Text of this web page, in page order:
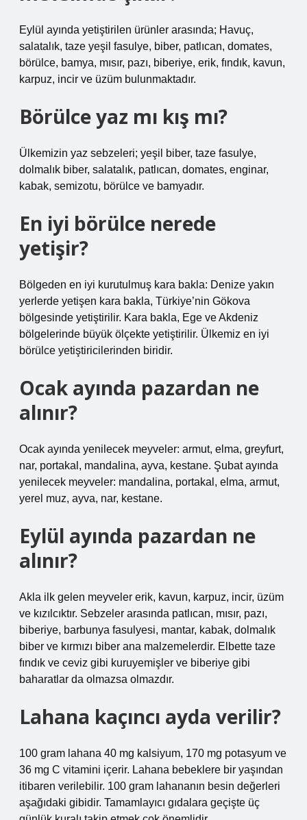
Eylül ayında yetiştirilen ürünler arasında; Havuç,
salatalık, taze yeşil fasulye, biber, patlıcan, domates,
börülce, bamya, mısır, pazı, biberiye, erik, fındık, kavun,
karpuz, incir ve üzüm bulunmaktadır.
Börülce yaz mı kış mı?
Ülkemizin yaz sebzeleri; yeşil biber, taze fasulye,
dolmalık biber, salatalık, patlıcan, domates, enginar,
kabak, semizotu, börülce ve bamyadır.
En iyi börülce nerede
yetişir?
Bölgeden en iyi kurutulmuş kara bakla: Denize yakın
yerlerde yetişen kara bakla, Türkiye’nin Gökova
bölgesinde yetiştirilir. Kara bakla, Ege ve Akdeniz
bölgelerinde büyük ölçekte yetiştirilir. Ülkemiz en iyi
börülce yetiştiricilerinden biridir.
Ocak ayında pazardan ne
alınır?
Ocak ayında yenilecek meyveler: armut, elma, greyfurt,
nar, portakal, mandalina, ayva, kestane. Şubat ayında
yenilecek meyveler: mandalina, portakal, elma, armut,
yerel muz, ayva, nar, kestane.
Eylül ayında pazardan ne
alınır?
Akla ilk gelen meyveler erik, kavun, karpuz, incir, üzüm
ve kızılcıktır. Sebzeler arasında patlıcan, mısır, pazı,
biberiye, barbunya fasulyesi, mantar, kabak, dolmalık
biber ve kırmızı biber ana malzemelerdir. Elbette taze
fındık ve ceviz gibi kuruyemişler ve biberiye gibi
baharatlar da olmazsa olmazdır.
Lahana kaçıncı ayda verilir?
100 gram lahana 40 mg kalsiyum, 170 mg potasyum ve
36 mg C vitamini içerir. Lahana bebeklere bir yaşından
itibaren verilebilir. 100 gram lahananın besin değerleri
aşağıdaki gibidir. Tamamlayıcı gıdalara geçişte üç